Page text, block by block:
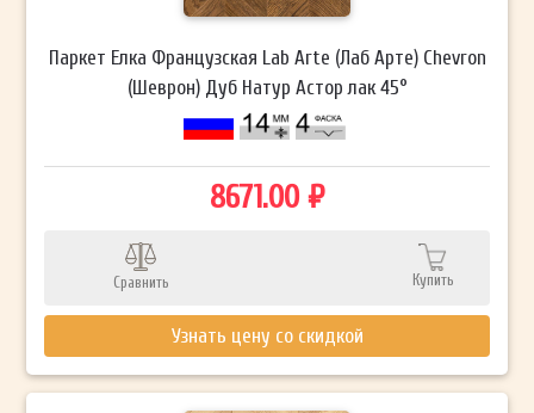
Паркет Елка Французская Lab Arte (Лаб Арте) Chevron
(Шеврон) Дуб Натур Астор лак 45°
8671.00 ₽
Сравнить Купить
Узнать цену со скидкой